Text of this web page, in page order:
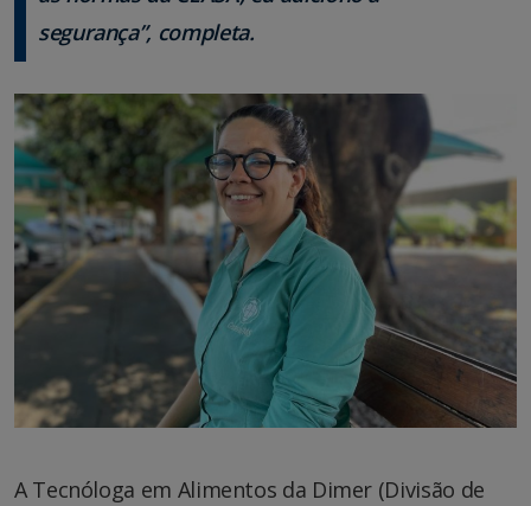
segurança”, completa.
A Tecnóloga em Alimentos da Dimer (Divisão de